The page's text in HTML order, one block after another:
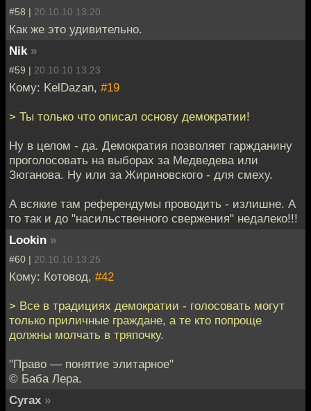
#58 | 20.10.10 13:20
Как же это удивительно.
Nik »
#59 | 20.10.10 13:23
Кому: KelDazan, #19
> Ты только что описал основу демократии!
Ну в целом - да. Демократия позволяет гаржданину
проголосовать на выборах за Медведева или
Зюганова. Ну или за Жириновского - для смеху.
А всякие там референдумы проводить - излишне. А
то так и до "насильственного свержения" недалеко!!!
Lookin »
#60 | 20.10.10 13:25
Кому: Котовод, #42
> Все в традициях демократии - голосовать могут
только приличные граждане, а те кто попроще
должны молчать в тряпочку.
"Право — понятие элитарное"
© Баба Лера.
Cyrax »